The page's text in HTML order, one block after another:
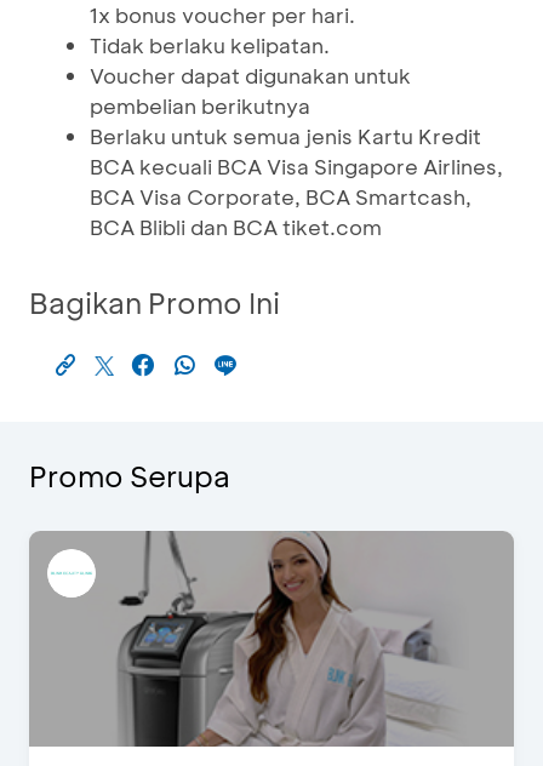
1x bonus voucher per hari.
Tidak berlaku kelipatan.
Voucher dapat digunakan untuk
pembelian berikutnya
Berlaku untuk semua jenis Kartu Kredit
BCA kecuali BCA Visa Singapore Airlines,
BCA Visa Corporate, BCA Smartcash,
BCA Blibli dan BCA tiket.com
Bagikan Promo Ini
Promo Serupa